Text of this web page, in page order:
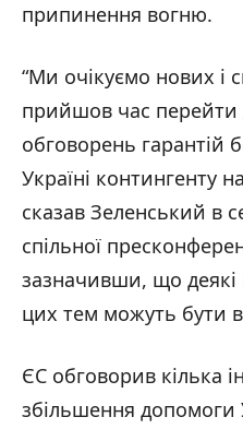
припинення вогню.
“Ми очікуємо нових і
прийшов час перейти
обговорень гарантій
Україні контингенту
сказав Зеленський в
спільної
зазначивши, що деякі
цих тем можуть бути
ЄС обговорив кілька
збільшення допомоги